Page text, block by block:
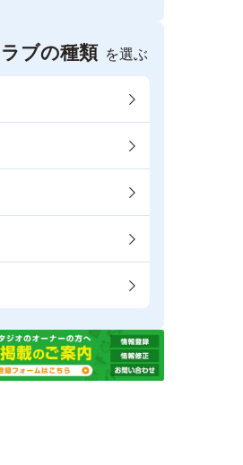
ブの種類 を選ぶ